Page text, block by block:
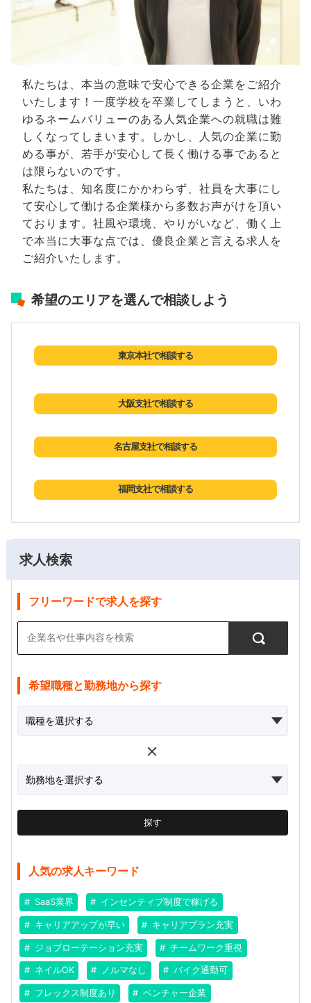
求人検索
フリーワードで求人を探す
希望職種と勤務地から探す
探す
人気の求人キーワード
SaaS業界 インセンティブ制度で稼げる
キャリアアップが早い キャリアプラン充実
ジョブローテーション充実 チームワーク重視
ネイルOK ノルマなし バイク通勤可
フレックス制度あり ベンチャー企業
私たちは、本当の意味で安心できる企業をご紹介
いたします！一度学校を卒業してしまうと、いわ
ゆるネームバリューのある人気企業への就職は難
しくなってしまいます。しかし、人気の企業に勤
める事が、若手が安心して長く働ける事であると
は限らないのです。
私たちは、知名度にかかわらず、社員を大事にし
て安心して働ける企業様から多数お声がけを頂い
ております。社風や環境、やりがいなど、働く上
で本当に大事な点では、優良企業と言える求人を
ご紹介いたします。
希望のエリアを選んで相談しよう
東京本社で相談する
大阪支社で相談する
名古屋支社で相談する
福岡支社で相談する